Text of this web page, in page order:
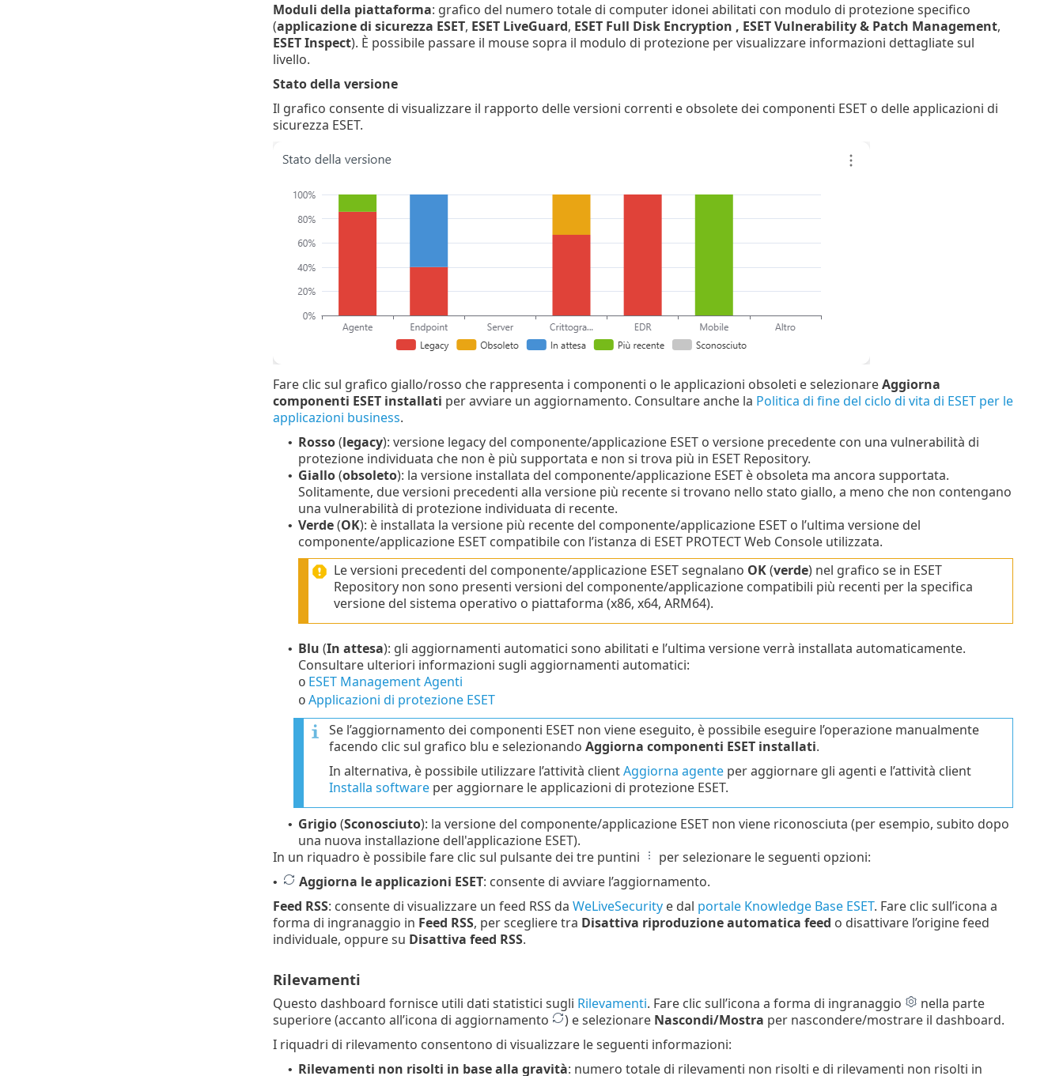
Moduli della piattaforma: grafico del numero totale di computer idonei abilitati con modulo di protezione specifico
(applicazione di sicurezza ESET, ESET LiveGuard, ESET Full Disk Encryption , ESET Vulnerability & Patch Management,
ESET Inspect). È possibile passare il mouse sopra il modulo di protezione per visualizzare informazioni dettagliate sul
livello.
Stato della versione
Il grafico consente di visualizzare il rapporto delle versioni correnti e obsolete dei componenti ESET o delle applicazioni di
sicurezza ESET.
Fare clic sul grafico giallo/rosso che rappresenta i componenti o le applicazioni obsoleti e selezionareAggiorna
componenti ESET installati per avviare un aggiornamento. Consultare anche la Politica di fine del ciclo di vita di ESET per le
applicazioni business.
• Rosso(legacy): versione legacy del componente/applicazione ESET o versione precedente con una vulnerabilità di
protezione individuata che non è più supportata e non si trova più in ESET Repository.
• Giallo(obsoleto): la versione installata del componente/applicazione ESET è obsoleta ma ancora supportata.
Solitamente, due versioni precedenti alla versione più recente si trovano nello stato giallo, a meno che non contengano
una vulnerabilità di protezione individuata di recente.
• Verde(OK): è installata la versione più recente del componente/applicazione ESET o l’ultima versione del
componente/applicazione ESET compatibile con l’istanza di ESET PROTECT Web Console utilizzata.
Le versioni precedenti del componente/applicazione ESET segnalano OK(verde) nel grafico se in ESET
Repository non sono presenti versioni del componente/applicazione compatibili più recenti per la specifica
versione del sistema operativo o piattaforma (x86, x64, ARM64).
• Blu (In attesa): gli aggiornamenti automatici sono abilitati e l’ultima versione verrà installata automaticamente.
Consultare ulteriori informazioni sugli aggiornamenti automatici:
o ESET Management Agenti
o Applicazioni di protezione ESET
Se l’aggiornamento dei componenti ESET non viene eseguito, è possibile eseguire l’operazione manualmente
facendo clic sul grafico blu e selezionando Aggiorna componenti ESET installati.
In alternativa, è possibile utilizzare l’attività clientAggiorna agenteper aggiornare gli agenti e l’attività client
Installa softwareper aggiornare le applicazioni di protezione ESET.
• Grigio(Sconosciuto): la versione del componente/applicazione ESET non viene riconosciuta (per esempio, subito dopo
una nuova installazione dell'applicazione ESET).
In un riquadro è possibile fare clic sul pulsante dei tre puntini
per selezionare le seguenti opzioni:
• Aggiorna le applicazioni ESET: consente di avviare l’aggiornamento.
Feed RSS: consente di visualizzare un feed RSS da WeLiveSecuritye dal portale Knowledge Base ESET. Fare clic sull’icona a
forma di ingranaggio in Feed RSS, per scegliere tra Disattiva riproduzione automatica feed o disattivare l’origine feed
individuale, oppure su Disattiva feed RSS.
Rilevamenti
Questo dashboard fornisce utili dati statistici sugli Rilevamenti. Fare clic sull’icona a forma di ingranaggio
nella parte
superiore (accanto all’icona di aggiornamento
) e selezionare Nascondi/Mostra per nascondere/mostrare il dashboard.
I riquadri di rilevamento consentono di visualizzare le seguenti informazioni:
• Rilevamenti non risolti in base alla gravità: numero totale di rilevamenti non risolti e di rilevamenti non risolti in